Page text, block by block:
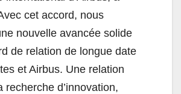
cet accord, nous
nouvelle avancée solide
de relation de longue date
et Airbus. Une relation
recherche d’innovation,